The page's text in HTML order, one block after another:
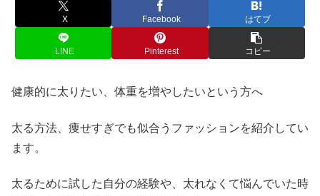
X Facebook はてブ
LINE Pinterest コピー
健康的に太りたい、体重を増やしたいという方へ
太る方法、痩せすぎでも似合うファッションを紹介してい
ます。
太るために試した自分の経験や、太れなくて悩んでいた時